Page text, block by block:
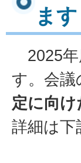
ます
2025年
す。会議
定に向
詳細は下